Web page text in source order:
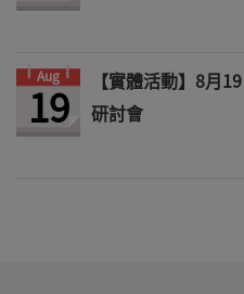
Aug
19
【實體活動】8月
研討會